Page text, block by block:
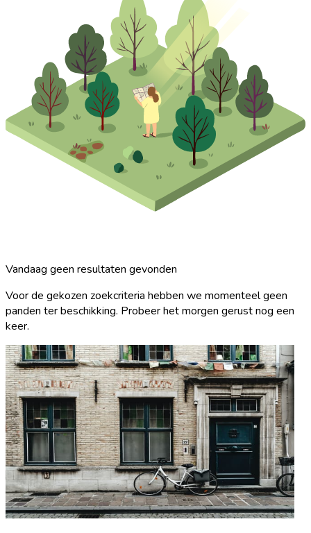
Vandaag geen resultaten gevonden
Voor de gekozen zoekcriteria hebben we momenteel geen
panden ter beschikking. Probeer het morgen gerust nog een
keer.